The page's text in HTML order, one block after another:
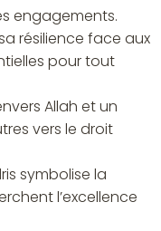
engagements.
résilience face aux
pour tout
Allah et un
vers le droit
symbolise la
l’excellence